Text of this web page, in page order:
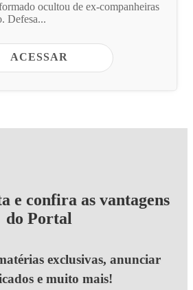
ocultou de ex-companheiras
Defesa...
ACESSAR
e confira as vantagens
do Portal
exclusivas, anunciar
e muito mais!